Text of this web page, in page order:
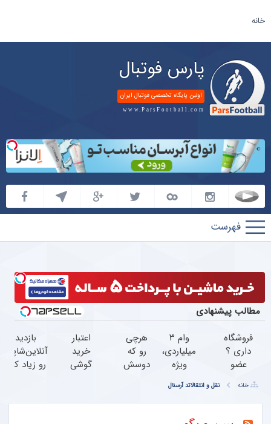
خانه
پارس فوتبال
اولین پایگاه تخصصی فوتبال ایران
www.ParsFootball.com
پارس
فوتبال
مطالب پیشنهادی
فروشگاه
داری ؟
عضو
میلیارد
وام بگیر
وام ۳
میلیاردی،
ویژه
صاحبان
فروشگاه‌های
آنلاین و
حضوری
هرچی
رو که
دوسش
بخر
اعتبار
خرید
گوشی
حالا
بازدید
آنلاین‌شاپت
رو زیاد کن،
بیشتر
خانه نقل و انتقالاتد آرسنال